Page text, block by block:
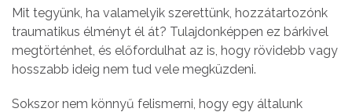
Mit tegyünk, ha valamelyik szerettünk, hozzátartozónk
traumatikus élményt él át? Tulajdonképpen ez bárkivel
megtörténhet, és előfordulhat az is, hogy rövidebb vagy
hosszabb ideig nem tud vele megküzdeni.
Sokszor nem könnyű felismerni, hogy egy általunk